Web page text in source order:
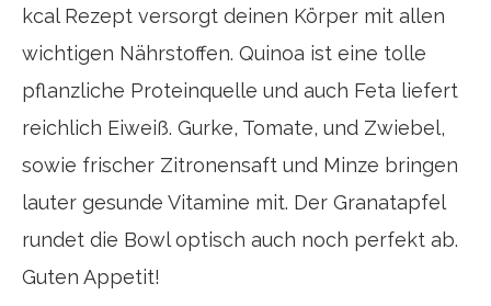
kcal Rezept versorgt deinen Körper mit allen
wichtigen Nährstoffen. Quinoa ist eine tolle
pflanzliche Proteinquelle und auch Feta liefert
reichlich Eiweiß. Gurke, Tomate, und Zwiebel,
sowie frischer Zitronensaft und Minze bringen
lauter gesunde Vitamine mit. Der Granatapfel
rundet die Bowl optisch auch noch perfekt ab.
Guten Appetit!